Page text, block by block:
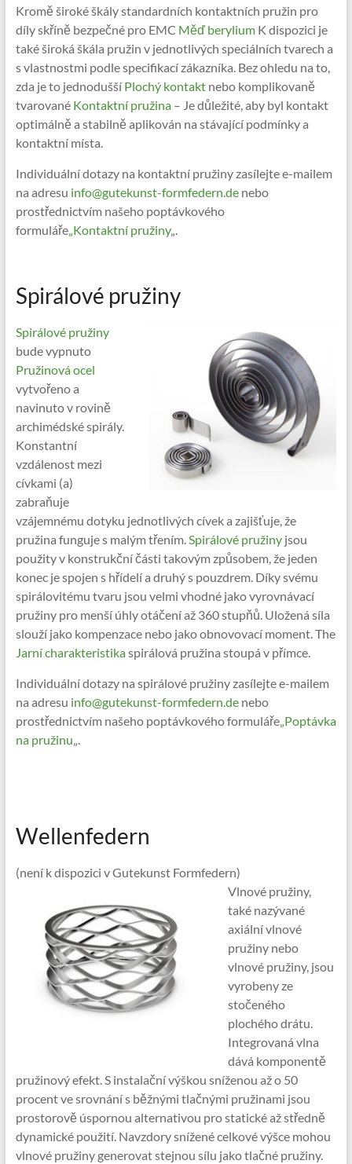
Kromě široké škály standardních kontaktních pružin pro
díly skříně bezpečné pro EMC Měď beryliumK dispozici je
také široká škála pružin v jednotlivých speciálních tvarech a
s vlastnostmi podle specifikací zákazníka. Bez ohledu na to,
zda je to jednoduššíPlochý kontaktnebo komplikovaně
tvarovanéKontaktní pružina– Je důležité, aby byl kontakt
optimálně a stabilně aplikován na stávající podmínky a
kontaktní místa.
Individuální dotazy na kontaktní pružiny zasílejte e-mailem
na adresu info@gutekunst-formfedern.denebo
prostřednictvím našeho poptávkového
formuláře„Kontaktní pružiny„.
Spirálové pružiny
Spirálové pružiny
bude vypnuto
Pružinová ocel
vytvořeno a
navinuto v rovině
archimédské spirály.
Konstantní
vzdálenost mezi
cívkami (a)
zabraňuje
vzájemnému dotyku jednotlivých cívek a zajišťuje, že
pružina funguje s malým třením.Spirálové pružinyjsou
použity v konstrukční části takovým způsobem, že jeden
konec je spojen s hřídelí a druhý s pouzdrem. Díky svému
spirálovitému tvaru jsou velmi vhodné jako vyrovnávací
pružiny pro menší úhly otáčení až 360 stupňů. Uložená síla
slouží jako kompenzace nebo jako obnovovací moment. The
Jarní charakteristikaspirálová pružina stoupá v přímce.
Individuální dotazy na spirálové pružiny zasílejte e-mailem
na adresu info@gutekunst-formfedern.denebo
prostřednictvím našeho poptávkového formuláře„Poptávka
na pružinu„.
Wellenfedern
(není k dispozici v Gutekunst Formfedern)
Vlnové pružiny,
také nazývané
axiální vlnové
pružiny nebo
vlnové pružiny, jsou
vyrobeny ze
stočeného
plochého drátu.
Integrovaná vlna
dává komponentě
pružinový efekt. S instalační výškou sníženou až o 50
procent ve srovnání s běžnými tlačnými pružinami jsou
prostorově úspornou alternativou pro statické až středně
dynamické použití. Navzdory snížené celkové výšce mohou
vlnové pružiny generovat stejnou sílu jako tlačné pružiny.